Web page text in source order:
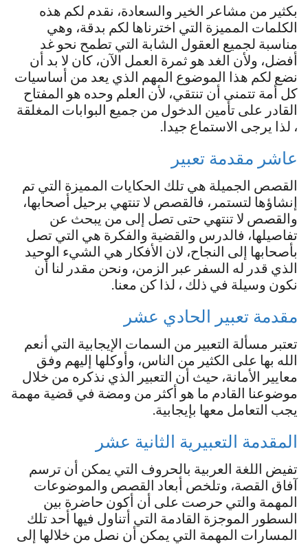
بكثير من مشاعر الخير والسعادة، نقدم لكم هذه
الكلمات المميزة التي اخترناها لكم بدقة، وهي
مناسبة لجميع العقول الشابة التي تطمح نحو غد
أفضل، ولأن الغد هو ثمرة العمل الآن، كان لا بد أن
نضع لكم هذا الموضوع المهم الذي يعد من أساسيات
كل أمة تتمنى أن تنتقي، لأن العلم وحده هو المفتاح
القادر على تأمين الدخول من جميع البوابات المغلقة
، لذا يرجى الاستماع جيدا.
عاشر مقدمة تعبير
القصص الجميلة هي تلك الحكايات المميزة التي تم
إنشاؤها لتستمر، فالقصص لا تنتهي برحيل أصحابها،
والقصص لا تنتهي حتى تصل إلى من يبحث عن
تفاصيلها، فالدرس والقضية والفكرة هي التي تصل
بأصحابها إلى النجاح، لان الأفكار هي الشيء الوحيد
الذي قدر له السفر عبر الزمن، ونحن مقدر لنا أن
نكون وسيلة في ذلك ، لذا كن معنا.
مقدمة تعبير الحادي عشر
تعتبر مسألة التعبير من السمات الإيجابية التي أنعم
الله بها على الكثير من الناس، وأوكلها إليهم وفق
معايير الأمانة، حيث أن التعبير الذي نذكره من خلال
موضوعنا القادم ما هو أكثر من ومضة في قضية مهمة
يجب التعامل معها بإيجابية.
المقدمة التعبيرية الثانية عشر
تفيض اللغة العربية بالحروف التي يمكن أن ترسم
آفاق القصة، وتلخص أبعاد القصص والموضوعات
المهمة والتي حرصت على أن أكون حاضرة بين
السطور الموجزة القادمة التي أتناول فيها أحد تلك
المسارات المهمة التي يمكن أن نصل من خلالها إلى